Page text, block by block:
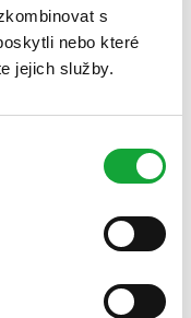
s
nebo které
jejich služby.